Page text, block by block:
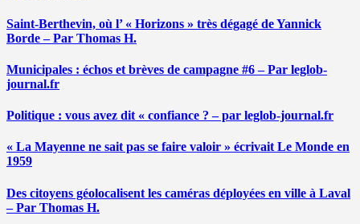
Saint-Berthevin, où l’ « Horizons » très dégagé de Yannick
Borde – Par Thomas H.
Municipales : échos et brèves de campagne #6 – Par leglob-
journal.fr
Politique : vous avez dit « confiance ? – par leglob-journal.fr
« La Mayenne ne sait pas se faire valoir » écrivait Le Monde en
1959
Des citoyens géolocalisent les caméras déployées en ville à Laval
– Par Thomas H.